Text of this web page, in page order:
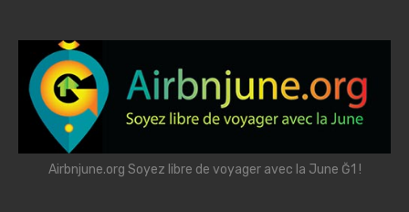
Airbnjune.org Soyez libre de voyager avec la June Ğ1 !